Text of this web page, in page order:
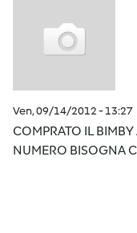
Ven, 09/14/2012 - 13:27
COMPRATO IL BIMBY
NUMERO BISOGNA